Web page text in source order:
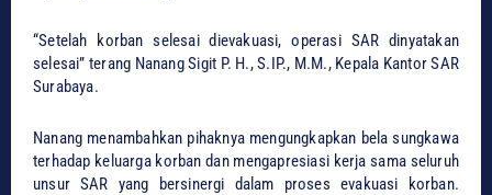
“Setelah korban selesai dievakuasi, operasi SAR dinyatakan
selesai” terang Nanang Sigit P. H., S.IP., M.M., Kepala Kantor SAR
Surabaya.
Nanang menambahkan pihaknya mengungkapkan bela sungkawa
terhadap keluarga korban dan mengapresiasi kerja sama seluruh
unsur SAR yang bersinergi dalam proses evakuasi korban.